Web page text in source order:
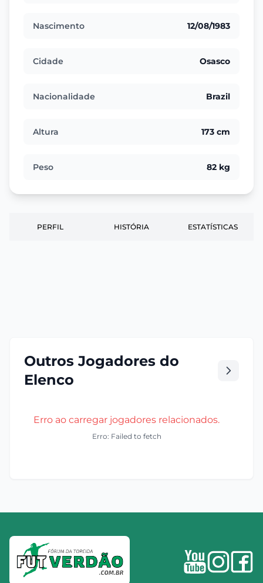
Nascimento 12/08/1983
Cidade Osasco
Nacionalidade Brazil
Altura 173 cm
Peso 82 kg
PERFIL HISTÓRIA ESTATÍSTICAS
Outros Jogadores do
Elenco
Erro ao carregar jogadores relacionados.
Erro: Failed to fetch